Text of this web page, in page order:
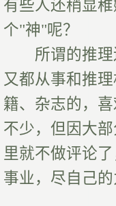
有些人还稍显
个"神"呢？
所谓的推理
又都从事和推
籍、杂志的，
不少，但因大
里就不做评论
事业，尽自己